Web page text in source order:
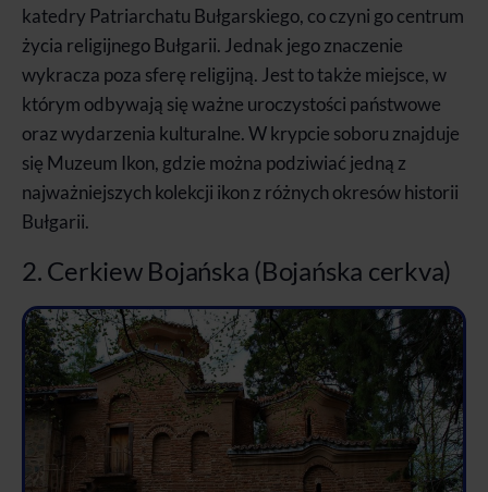
katedry Patriarchatu Bułgarskiego, co czyni go centrum
życia religijnego Bułgarii. Jednak jego znaczenie
wykracza poza sferę religijną. Jest to także miejsce, w
którym odbywają się ważne uroczystości państwowe
oraz wydarzenia kulturalne. W krypcie soboru znajduje
się Muzeum Ikon, gdzie można podziwiać jedną z
najważniejszych kolekcji ikon z różnych okresów historii
Bułgarii.
2. Cerkiew Bojańska (Bojańska cerkva)